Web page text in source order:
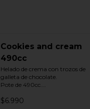
Cookies and cream
490cc
Helado de crema con trozos de
galleta de chocolate.
Pote de 490cc.
**FOTO REFERENCIAL**
$6.990